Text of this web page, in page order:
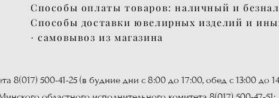
Способы оплаты товаров: наличный и
Способы доставки ювелирных изделий и
· самовывоз из магазина
8(017) 500-41-25 (в будние дни с 8:00 до 17:00, обед с 13:00 до